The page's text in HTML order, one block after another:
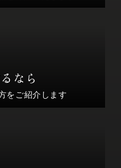
なら
をご紹介します